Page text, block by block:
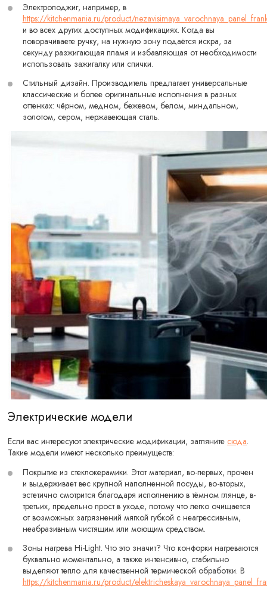
Электроподжиг, например, в
https://kitchenmania.ru/product/
и во всех других доступных модификациях. Когда вы
поворачиваете ручку, на нужную зону подаётся искра, за
секунду разжигающая пламя и избавляющая от необходимости
использовать зажигалку или спички.
Стильный дизайн. Производитель предлагает универсальные
классические и более оригинальные исполнения в разных
оттенках: чёрном, медном, бежевом, белом, миндальном,
золотом, сером, нержавеющая сталь.
Электрические модели
Если вас интересуют электрические модификации, загляните сюда.
Такие модели имеют несколько преимуществ:
Покрытие из стеклокерамики. Этот материал, во-первых, прочен
и выдерживает вес крупной наполненной посуды, во-вторых,
эстетично смотрится благодаря исполнению в тёмном глянце, в-
третьих, предельно прост в уходе, потому что легко очищается
от возможных загрязнений мягкой губкой с неагрессивным,
неабразивным чистящим или моющим средством.
Зоны нагрева Hi-Light. Что это значит? Что конфорки нагреваются
буквально моментально, а также интенсивно, стабильно
выделяют тепло для качественной термической обработки. В
https://kitchenmania.ru/product/